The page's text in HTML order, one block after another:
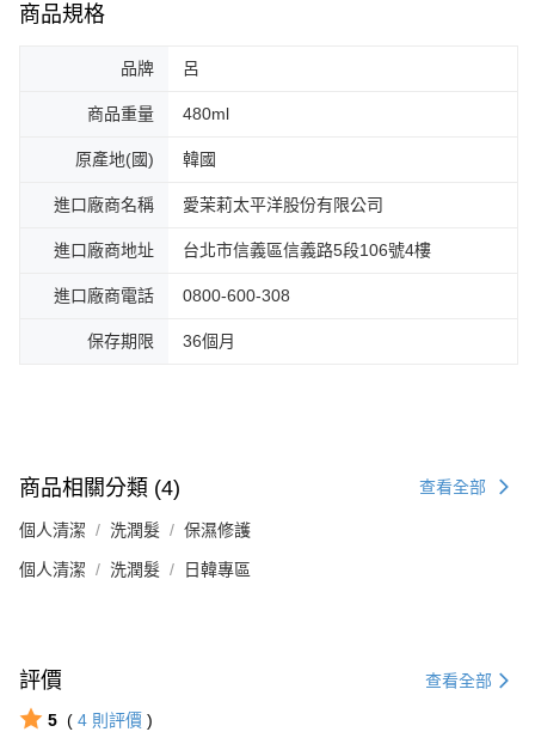
商品規格
品牌 呂
商品重量 480ml
原產地(國) 韓國
進口廠商名稱 愛茉莉太平洋股份有限公司
進口廠商地址 台北市信義區信義路5段106號4樓
進口廠商電話 0800-600-308
保存期限 36個月
商品相關分類 (4) 查看全部
個人清潔 洗潤髮 保濕修護
個人清潔 洗潤髮 日韓專區
評價 查看全部
5 ( 4 則評價 )